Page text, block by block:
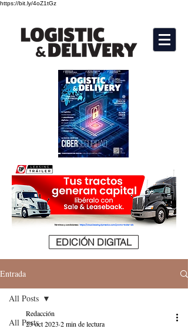
https://bit.ly/4oZ1tGz
EDICIÓN DIGITAL
Entrada
All Posts
All Posts
Redacción
23 oct 2023 2 min de lectura